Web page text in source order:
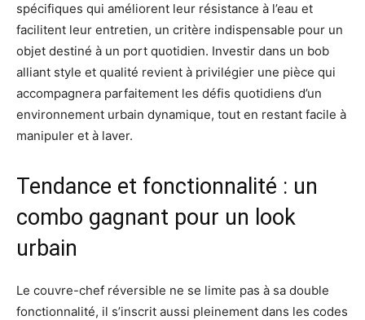
spécifiques qui améliorent leur résistance à l’eau et
facilitent leur entretien, un critère indispensable pour un
objet destiné à un port quotidien. Investir dans un bob
alliant style et qualité revient à privilégier une pièce qui
accompagnera parfaitement les défis quotidiens d’un
environnement urbain dynamique, tout en restant facile à
manipuler et à laver.
Tendance et fonctionnalité : un
combo gagnant pour un look
urbain
Le couvre-chef réversible ne se limite pas à sa double
fonctionnalité, il s’inscrit aussi pleinement dans les codes